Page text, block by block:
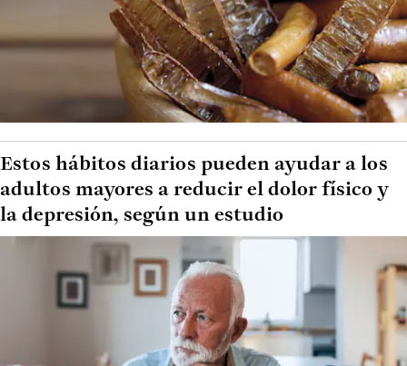
Estos hábitos diarios pueden ayudar a los
adultos mayores a reducir el dolor físico y
la depresión, según un estudio